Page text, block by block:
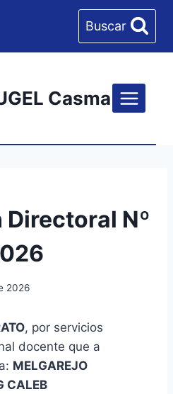
Buscar
Casma
Nº
2026
, por servicios
docente que a
MELGAREJO
CALEB